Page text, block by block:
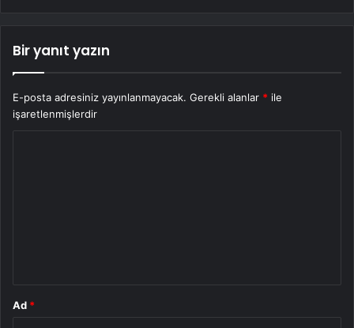
Bir yanıt yazın
E-posta adresiniz yayınlanmayacak. Gerekli alanlar * ile
işaretlenmişlerdir
Ad *